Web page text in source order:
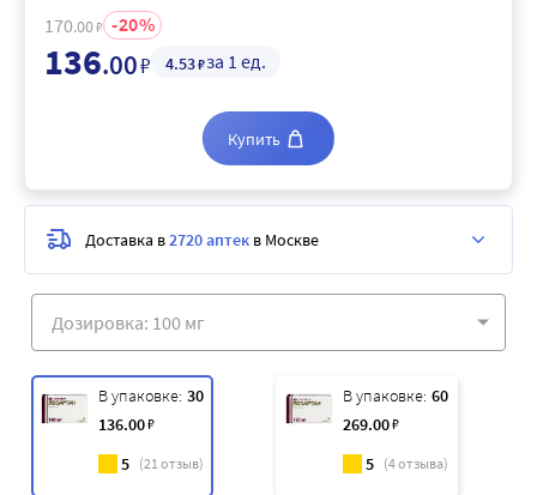
В упаковке: 30
136.00₽
5 (21отзыв)
В упаковке: 60
269.00₽
5 (4отзыва)
170.00₽ 20
136.00₽ 4.53₽за 1 ед.
Купить
Доставка в2720 аптек в Москве